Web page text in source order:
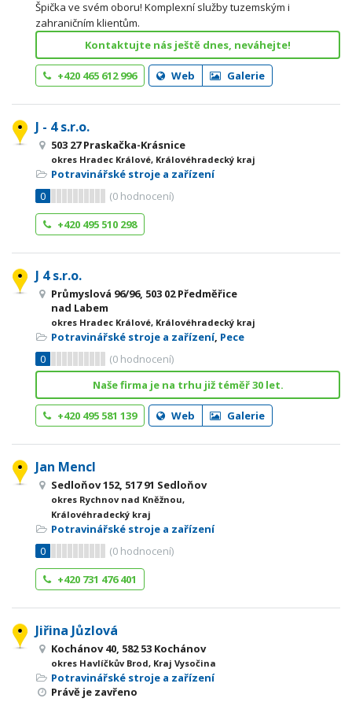
Špička ve svém oboru! Komplexní služby tuzemským i
zahraničním klientům.
Kontaktujte nás ještě dnes, neváhejte!
+420 465 612 996 Web Galerie
J - 4 s.r.o.
503 27 Praskačka-Krásnice
okres Hradec Králové, Královéhradecký kraj
Potravinářské stroje a zařízení
0
(0 hodnocení)
+420 495 510 298
J 4 s.r.o.
Průmyslová 96/96, 503 02 Předměřice
nad Labem
okres Hradec Králové, Královéhradecký kraj
Potravinářské stroje a zařízení, Pece
0
(0 hodnocení)
Naše firma je na trhu již téměř 30 let.
+420 495 581 139 Web Galerie
Jan Mencl
Sedloňov 152, 517 91 Sedloňov
okres Rychnov nad Kněžnou,
Královéhradecký kraj
Potravinářské stroje a zařízení
0
(0 hodnocení)
+420 731 476 401
Jiřina Jůzlová
Kochánov 40, 582 53 Kochánov
okres Havlíčkův Brod, Kraj Vysočina
Potravinářské stroje a zařízení
Právě je zavřeno